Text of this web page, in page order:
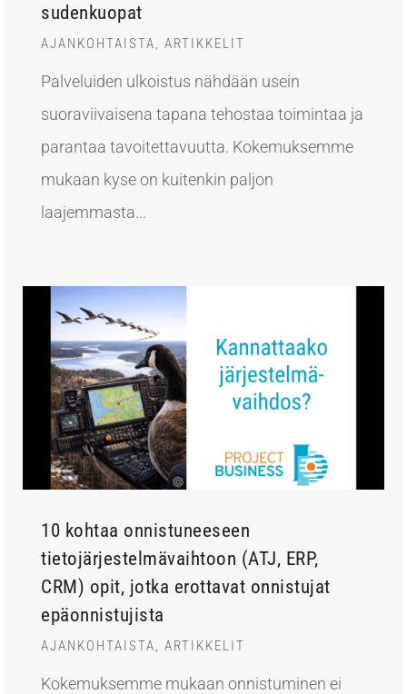
sudenkuopat
AJANKOHTAISTA,ARTIKKELIT
Palveluiden ulkoistus nähdään usein
suoraviivaisena tapana tehostaa toimintaa ja
parantaa tavoitettavuutta. Kokemuksemme
mukaan kyse on kuitenkin paljon
laajemmasta...
10 kohtaa onnistuneeseen
tietojärjestelmävaihtoon (ATJ, ERP,
CRM) opit, jotka erottavat onnistujat
epäonnistujista
AJANKOHTAISTA ,ARTIKKELIT
Kokemuksemme mukaan onnistuminen ei